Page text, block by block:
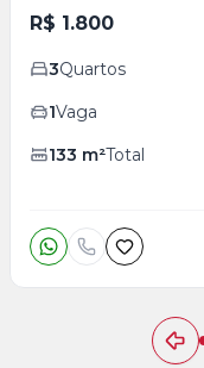
R$ 1.800
3Quartos
1Vaga
133 m²Total